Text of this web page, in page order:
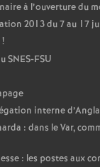
à l’ouverture du
2013 du 7 au 17
!
SNES-FSU
interne
: dans le Var,
: les postes aux